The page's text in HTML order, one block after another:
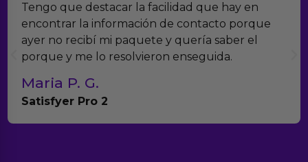
Tengo que destacar la facilidad que hay en
encontrar la información de contacto porque
ayer no recibí mi paquete y quería saber el
porque y me lo resolvieron enseguida.
Maria P. G.
Satisfyer Pro 2